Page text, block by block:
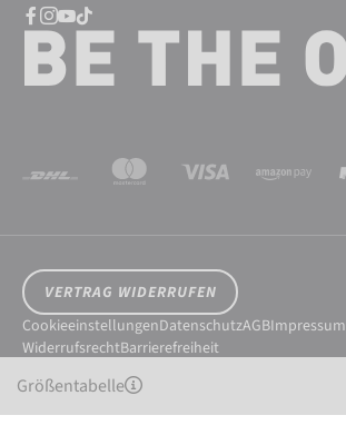
Größentabelle
VERTRAG WIDERRUFEN
CookieeinstellungenDatenschutzAGBImpressum
WiderrufsrechtBarrierefreiheit
© 2026 Reusch International SpA - AG